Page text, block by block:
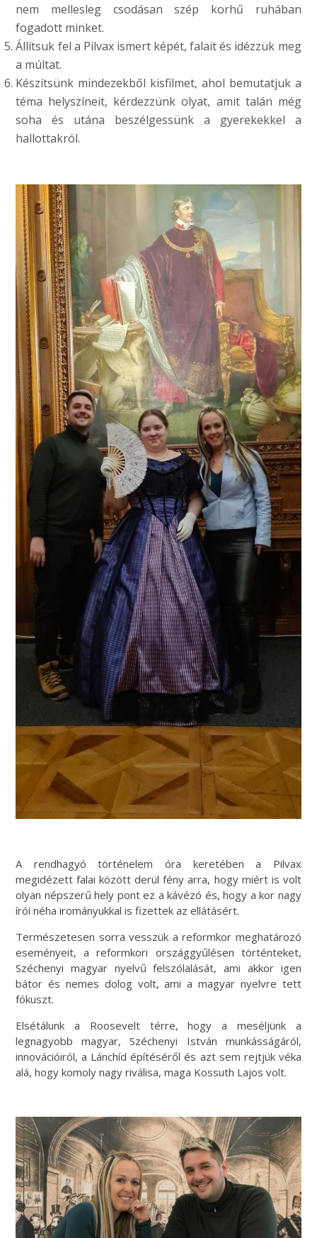
nem mellesleg csodásan szép korhű ruhában
fogadott minket.
Állítsuk fel a Pilvax ismert képét, falait és idézzük meg
a múltat.
Készítsünk mindezekből kisfilmet, ahol bemutatjuk a
téma helyszíneit, kérdezzünk olyat, amit talán még
soha és utána beszélgessünk a gyerekekkel a
hallottakról.
A rendhagyó történelem óra keretében a Pilvax
megidézett falai között derül fény arra, hogy miért is volt
olyan népszerű hely pont ez a kávézó és, hogy a kor nagy
írói néha irományukkal is fizettek az ellátásért.
Természetesen sorra vesszük a reformkor meghatározó
eseményeit, a reformkori országgyűlésen történteket,
Széchenyi magyar nyelvű felszólalását, ami akkor igen
bátor és nemes dolog volt, ami a magyar nyelvre tett
fókuszt.
Elsétálunk a Roosevelt térre, hogy a meséljünk a
legnagyobb magyar, Széchenyi István munkásságáról,
innovációiról, a Lánchíd építéséről és azt sem rejtjük véka
alá, hogy komoly nagy riválisa, maga Kossuth Lajos volt.